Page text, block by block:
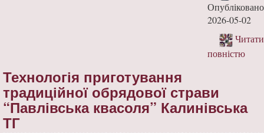
2026-05-02
Читати
повністю
Технологія приготування
традиційної обрядової страви
“Павлівська квасоля” Калинівська
ТГ